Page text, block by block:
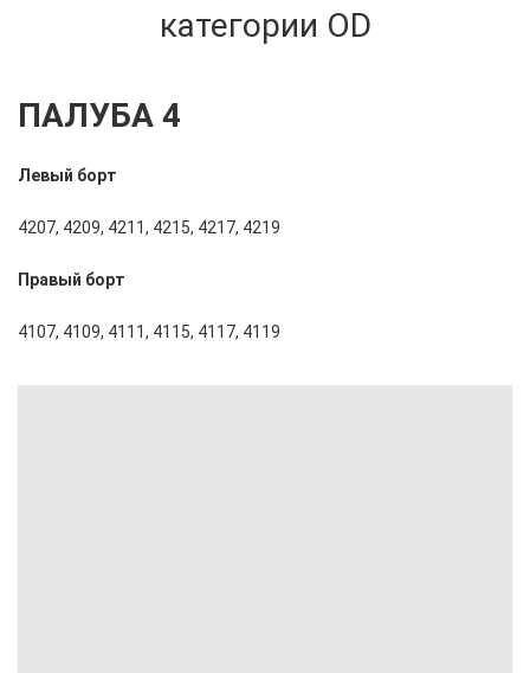
категории OD
ПАЛУБА 4
Левый борт
4207, 4209, 4211, 4215, 4217, 4219
Правый борт
4107, 4109, 4111, 4115, 4117, 4119